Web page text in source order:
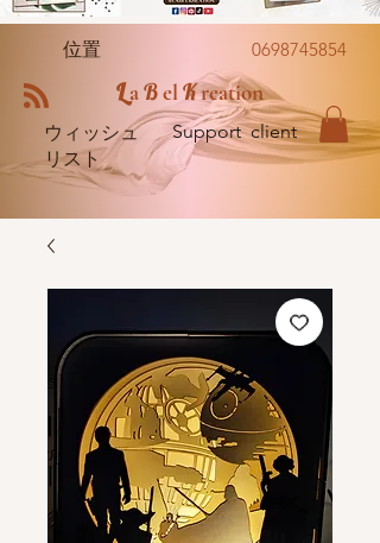
位置 0698745854
LaBel Kreation
ウィッシュ
リスト
Support client